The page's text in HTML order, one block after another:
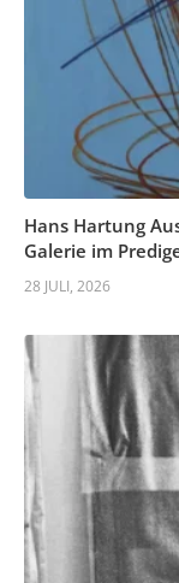
Hans Hartung
Galerie im
28 JULI, 2026